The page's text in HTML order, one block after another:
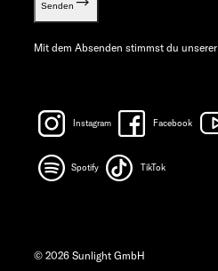
Senden
Mit dem Absenden stimmst du unserer
Instagram Facebook
Spotify TikTok
© 2026 Sunlight GmbH